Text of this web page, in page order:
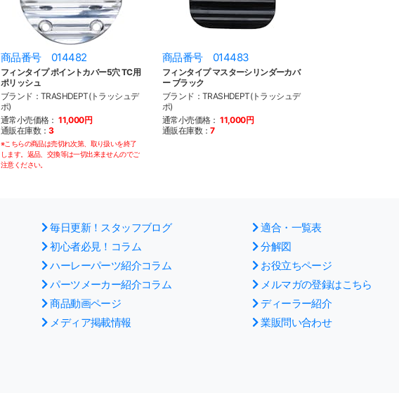
商品番号 014482
フィンタイプ ポイントカバー5穴 TC用
ポリッシュ
ブランド：TRASHDEPT(トラッシュデ
ポ)
通常小売価格： 11,000円
通販在庫数：3
※こちらの商品は売切れ次第、取り扱いを終了
します。返品、交換等は一切出来ませんのでご
注意ください。
商品番号 014483
フィンタイプ マスターシリンダーカバ
ー ブラック
ブランド：TRASHDEPT(トラッシュデ
ポ)
通常小売価格： 11,000円
通販在庫数：7
毎日更新！スタッフブログ
初心者必見！コラム
ハーレーパーツ紹介コラム
パーツメーカー紹介コラム
商品動画ページ
メディア掲載情報
適合・一覧表
分解図
お役立ちページ
メルマガの登録はこちら
ディーラー紹介
業販問い合わせ